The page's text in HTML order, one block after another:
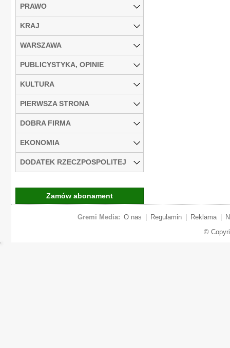
PRAWO
KRAJ
WARSZAWA
PUBLICYSTYKA, OPINIE
KULTURA
PIERWSZA STRONA
DOBRA FIRMA
EKONOMIA
DODATEK RZECZPOSPOLITEJ
Zamów abonament
Gremi Media: O nas Regulamin Reklama
©